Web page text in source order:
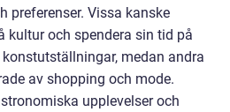
preferenser. Vissa kanske
kultur och spendera sin tid på
medan andra
av shopping och mode.
upplevelser och